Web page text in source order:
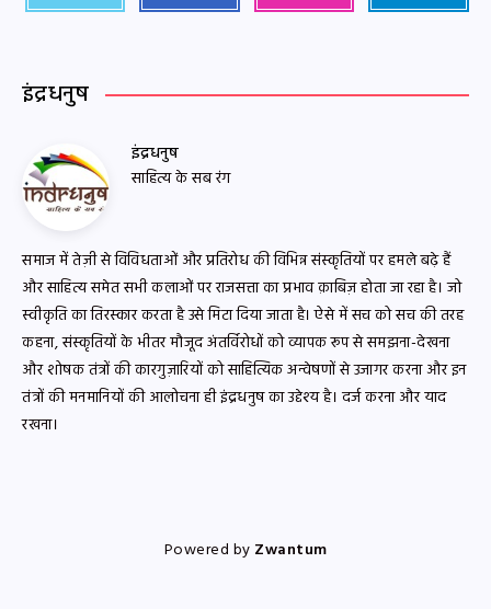
इंद्रधनुष
इंद्रधनुष
साहित्य के सब रंग
समाज में तेज़ी से विविधताओं और प्रतिरोध की विभिन्न संस्कृतियों पर हमले बढ़े हैं
और साहित्य समेत सभी कलाओं पर राजसत्ता का प्रभाव क़ाबिज़ होता जा रहा है। जो
स्वीकृति का तिरस्कार करता है उसे मिटा दिया जाता है। ऐसे में सच को सच की तरह
कहना, संस्कृतियों के भीतर मौजूद अंतर्विरोधों को व्यापक रूप से समझना-देखना
और शोषक तंत्रों की कारगुज़ारियों को साहित्यिक अन्वेषणों से उजागर करना और इन
तंत्रों की मनमानियों की आलोचना ही इंद्रधनुष का उद्देश्य है। दर्ज करना और याद
रखना।
Powered by Zwantum